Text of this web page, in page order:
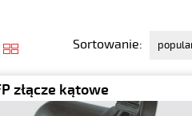
Sortowanie:
złącze kątowe